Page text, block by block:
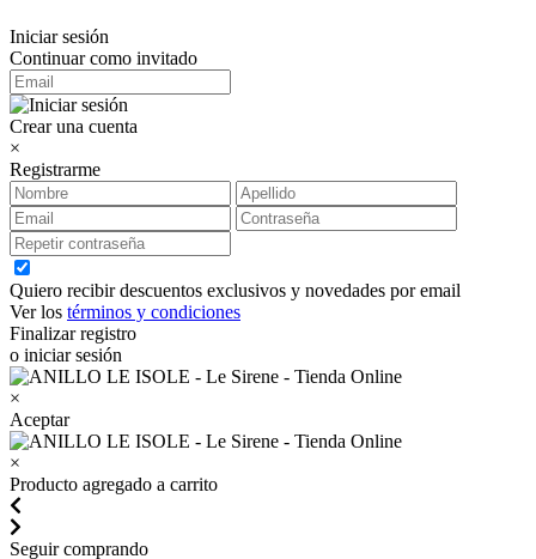
Iniciar sesión
Continuar como invitado
Crear una cuenta
×
Registrarme
Quiero recibir descuentos exclusivos y novedades por email
Ver los términos y condiciones
Finalizar registro
o iniciar sesión
×
Aceptar
×
Producto agregado a carrito
Seguir comprando